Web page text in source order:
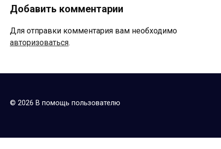
Добавить комментарии
Для отправки комментария вам необходимо
авторизоваться.
© 2026 В помощь пользователю